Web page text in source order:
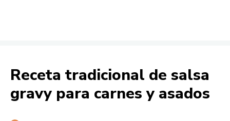
Receta tradicional de salsa
gravy para carnes y asados